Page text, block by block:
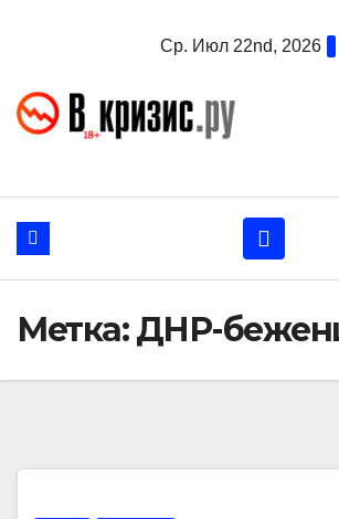
Ср. Июл 22nd, 2026
Метка:ДНР-